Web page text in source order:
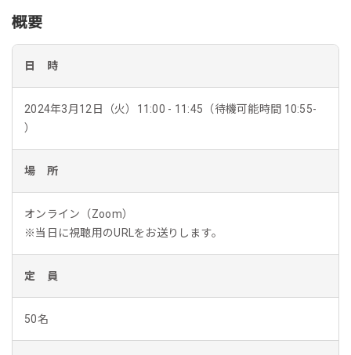
概要
日 時
2024年3月12日（火）11:00 - 11:45（待機可能時間 10:55-
）
場 所
オンライン（Zoom）
※当日に視聴用のURLをお送りします。
定 員
50名